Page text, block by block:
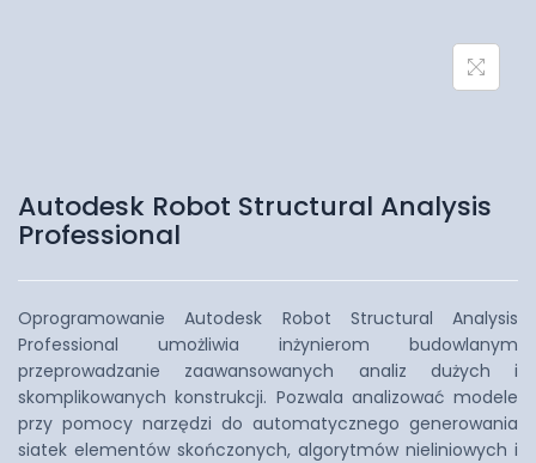
Autodesk Robot Structural Analysis
Professional
Oprogramowanie Autodesk Robot Structural Analysis
Professional umożliwia inżynierom budowlanym
przeprowadzanie zaawansowanych analiz dużych i
skomplikowanych konstrukcji. Pozwala analizować modele
przy pomocy narzędzi do automatycznego generowania
siatek elementów skończonych, algorytmów nieliniowych i